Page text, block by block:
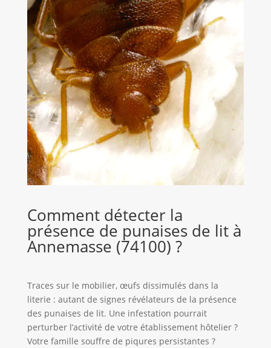
Comment détecter la
présence de punaises de lit à
Annemasse (74100) ?
Traces sur le mobilier, œufs dissimulés dans la
literie : autant de signes révélateurs de la présence
des punaises de lit. Une infestation pourrait
perturber l’activité de votre établissement hôtelier ?
Votre famille souffre de piqures persistantes ?